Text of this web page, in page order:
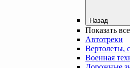
Назад
Показать все
Автотреки
Вертолеты,
Военная